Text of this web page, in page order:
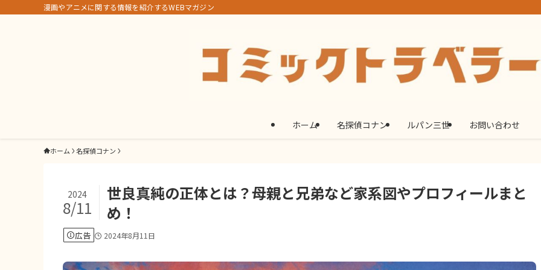
漫画やアニメに関する情報を紹介するWEBマガジン
ホーム 名探偵コナン ルパン三世 お問い合わせ
ホーム 名探偵コナン
世良真純の正体とは？母親と兄弟など家系図やプロフィールまと
め！
2024
8/11
広告 2024年8月11日